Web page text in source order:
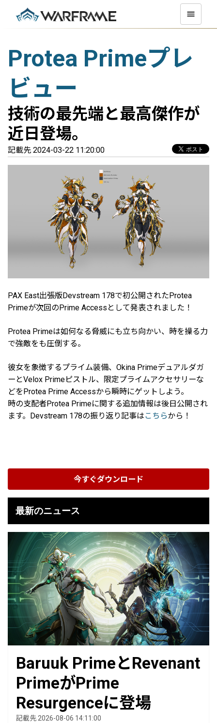
Protea Primeプレ
ビュー
技術の最先端と最高傑作が
近日登場。
記載先 2024-03-22 11:20:00
PAX East出張版Devstream 178で初公開されたProtea
Primeが次回のPrime Accessとして発表されました！
Protea Primeは如何なる脅威にも立ち向かい、時を操る力
で強敵をも圧倒する。
彼女を象徴するプライム装備、Okina Primeデュアルダガ
ーとVelox Primeピストル、限定プライムアクセサリーな
どをProtea Prime Accessから瞬時にゲットしよう。
時の支配者Protea Primeに関する追加情報は後日公開され
ます。Devstream 178の振り返り記事は こちらから！
今すぐダウンロード
最新のニュース
Baruuk PrimeとRevenant
PrimeがPrime
Resurgenceに登場
記載先 2026-08-06 14:11:00